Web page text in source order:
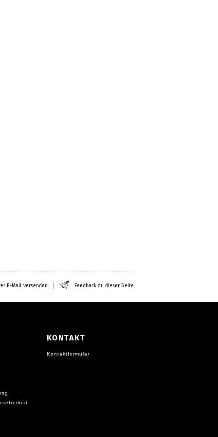
E-Mail versenden Feedback zu dieser Seite
KONTAKT
Kontaktformular